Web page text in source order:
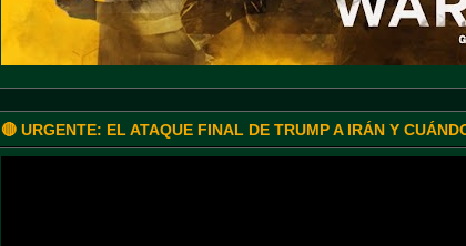
🔴 URGENTE: EL ATAQUE FINAL DE TRUMP A IRÁN Y